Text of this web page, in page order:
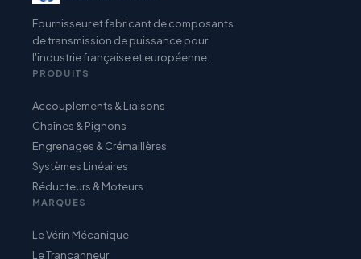
Fournisseur et fabricant de composants
de transmission de puissance pour
l'industrie française et européenne.
PRODUITS
Accouplements & Liaisons
Chaînes & Pignons
Engrenages & Crémaillères
Systèmes Linéaires
Réducteurs & Moteurs
MARQUES
Le Vérin Mécanique
Le Trancanneur